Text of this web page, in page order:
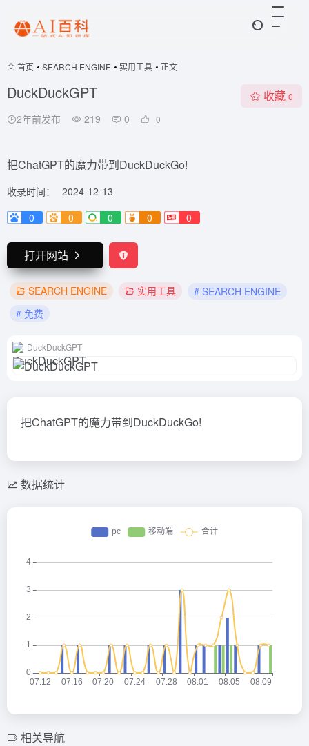
首页 • SEARCH ENGINE • 实用工具 • 正文
DuckDuckGPT
2年前发布 219 0 0
收藏 0
把ChatGPT的魔力带到DuckDuckGo!
收录时间：
2024-12-13
0
0 0 0 0
打开网站
SEARCH ENGINE 实用工具
# SEARCH ENGINE
# 免费
DuckDuckGPT
把ChatGPT的魔力带到DuckDuckGo!
数据统计
相关导航